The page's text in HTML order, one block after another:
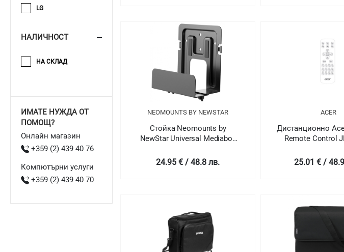
NEOMOUNTS BY NEWSTAR
Стойка Neomounts by
NewStar Universal Mediabox
suited for Apple TV)
24.95 € / 48.8 лв.
ACER
Дистанционно
Remote Control
25.01 € /
LG
НАЛИЧНОСТ
НА СКЛАД
ИМАТЕ НУЖДА ОТ
ПОМОЩ?
Онлайн магазин
+359 (2) 439 40 76
Компютърни услуги
+359 (2) 439 40 70